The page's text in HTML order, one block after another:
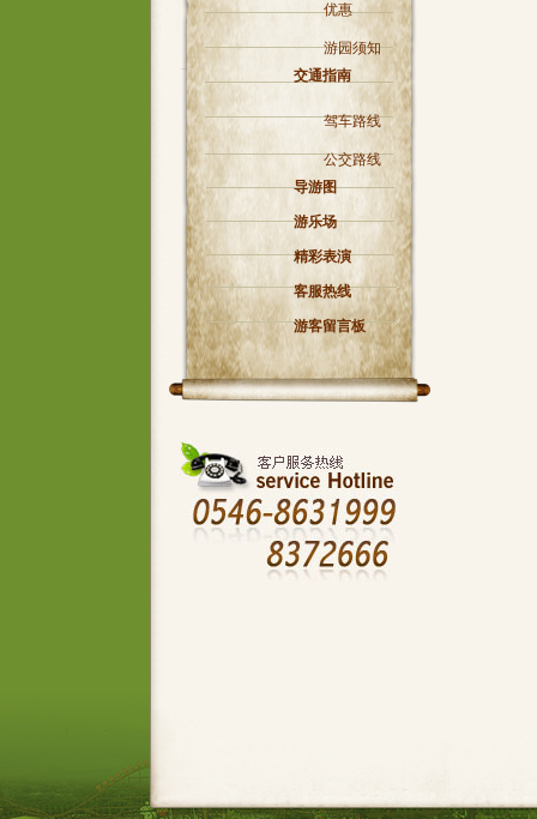
优惠
游园须知
交通指南
驾车路线
公交路线
导游图
游乐场
精彩表演
客服热线
游客留言板